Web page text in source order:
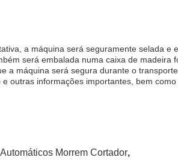
a máquina será seguramente selada e
será embalada numa caixa de madeira
a máquina será segura durante o
outras informações importantes, bem
Morrem Cortador,